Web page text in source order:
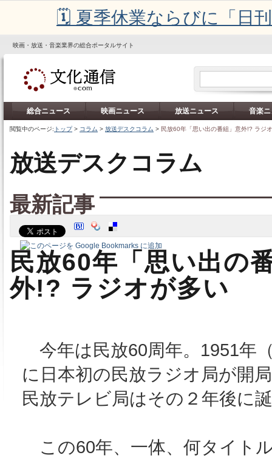
🗓️ 夏季休業ならびに「日
映画・放送・音楽業界の総合ポータルサイト
総合ニュース 映画ニュース 放送ニュース 音楽
閲覧中のページ: トップ> コラム > 放送デスクコラム > 民放60年「思い出の番組」意外!? ラジ
放送デスクコラム
最新記事
民放60年「思い出の
外!? ラジオが多い
今年は民放60周年。1951年
に日本初の民放ラジオ局が開
民放テレビ局はその２年後に
この60年、一体、何タイト